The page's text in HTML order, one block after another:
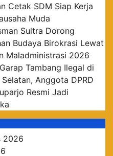
Cetak SDM Siap Kerja
Muda
Sultra Dorong
Budaya Birokrasi Lewat
Maladministrasi 2026
Tambang Ilegal di
Selatan, Anggota DPRD
Resmi Jadi
2026